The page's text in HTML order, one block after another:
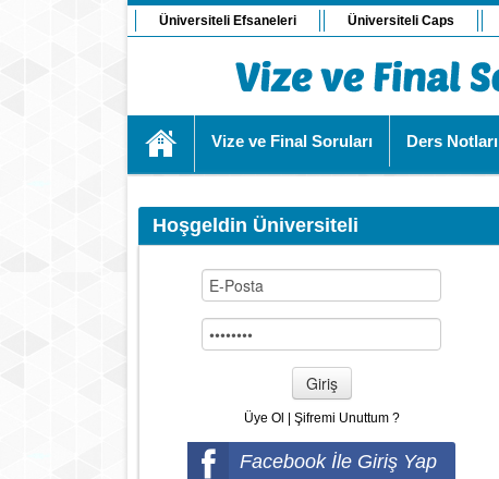
Üniversiteli Efsaneleri Üniversiteli Caps
Vize ve Final Soruları Ders Notları
Hoşgeldin Üniversiteli
Giriş
Üye Ol Şifremi Unuttum ?
Facebook İle Giriş Yap